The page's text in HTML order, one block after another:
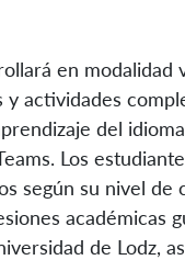
en modalidad
y actividades
del
Los
según su nivel de
académicas
de Lodz,